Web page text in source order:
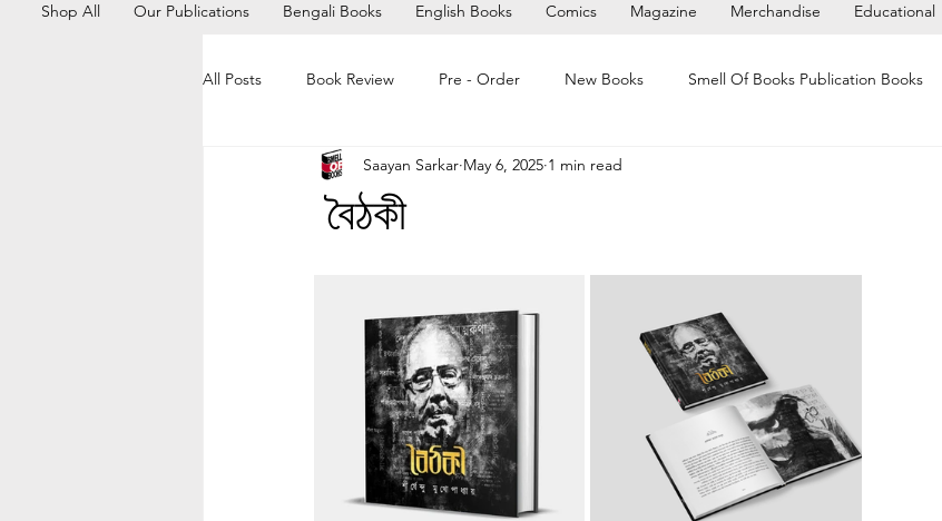
Shop All Our Publications Bengali Books English Books Comics Magazine Merchandise Educational
All Posts Book Review Pre - Order New Books Smell Of Books Publication Books
Kolkata Book Fair 2026
বৈঠকী
Saayan Sarkar May 6, 2025 1 min read